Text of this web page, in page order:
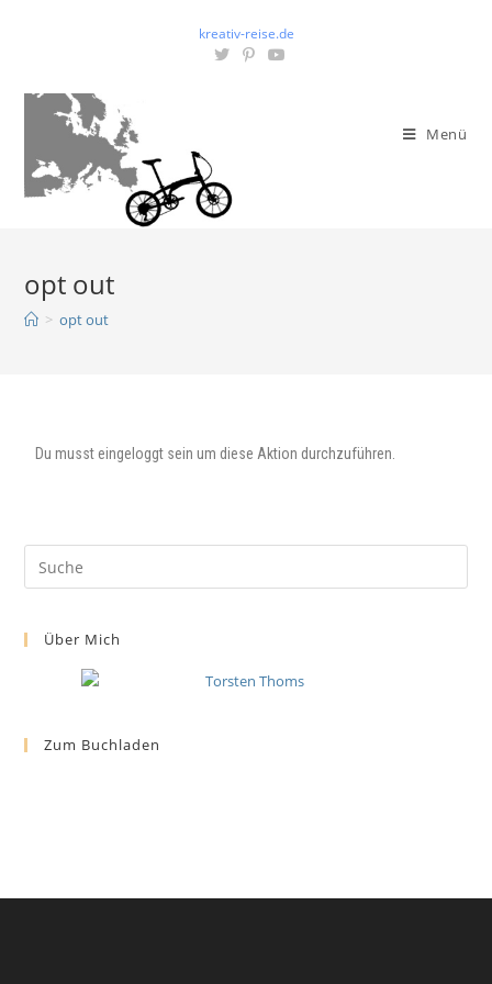
kreativ-reise.de
Menü
opt out
> opt out
Du musst eingeloggt sein um diese Aktion durchzuführen.
Über Mich
Zum Buchladen